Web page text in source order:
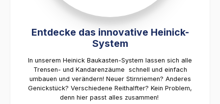
Entdecke das innovative Heinick-
System
In unserem Heinick Baukasten-System lassen sich alle
Trensen- und Kandarenzäume schnell und einfach
umbauen und verändern! Neuer Stirnriemen? Anderes
Genickstück? Verschiedene Reithalfter? Kein Problem,
denn hier passt alles zusammen!